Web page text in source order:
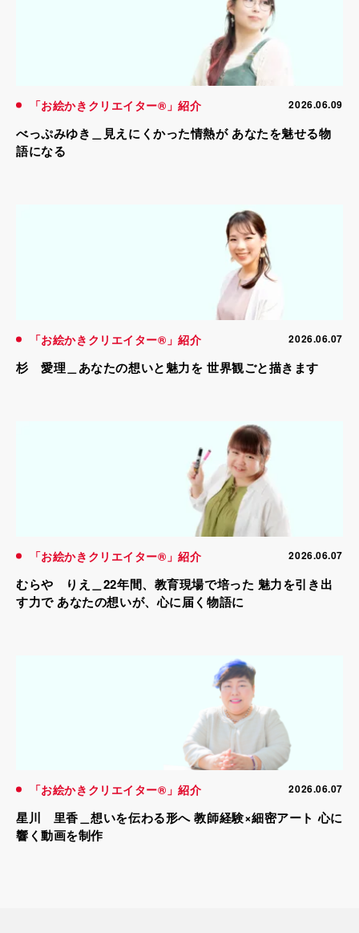
「お絵かきクリエイター®」紹介 2026.06.09
べっぷみゆき＿見えにくかった情熱が あなたを魅せる物
語になる
「お絵かきクリエイター®」紹介 2026.06.07
杉 愛理＿あなたの想いと魅力を 世界観ごと描きます
「お絵かきクリエイター®」紹介 2026.06.07
むらや りえ＿22年間、教育現場で培った 魅力を引き出
す力で あなたの想いが、心に届く物語に
「お絵かきクリエイター®」紹介 2026.06.07
星川 里香＿想いを伝わる形へ 教師経験×細密アート 心に
響く動画を制作